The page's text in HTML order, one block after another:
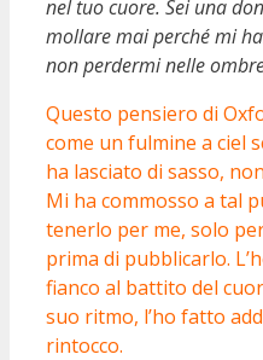
nel tuo cuore. Sei una
mollare mai perché mi
non perdermi nelle
Questo pensiero di
come un fulmine a ciel
ha lasciato di sasso,
Mi ha commosso a tal
tenerlo per me, solo
prima di pubblicarlo.
fianco al battito del
suo ritmo, l’ho fatto
rintocco.